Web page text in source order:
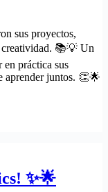
sus proyectos,
creatividad. 📚💡 Un
en práctica sus
aprender juntos. 👏🌟
✨🌟